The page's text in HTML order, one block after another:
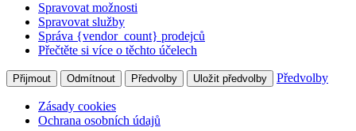
Spravovat možnosti
Spravovat služby
Správa {vendor_count} prodejců
Přečtěte si více o těchto účelech
Přijmout Odmítnout Předvolby Uložit předvolby Předvolby
Zásady cookies
Ochrana osobních údajů